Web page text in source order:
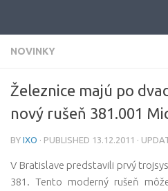
NOVINKY
Železnice majú po
nový rušeň 381.001
BY IXO · PUBLISHED 13.12.2011 ·
V Bratislave predstavili prvý
381. Tento moderný rušeň